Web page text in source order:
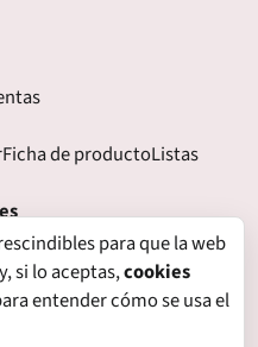
Ficha de productoListas
de pagoGastos de envío
Garantía
para que la web
si lo aceptas,cookies
entender cómo se usa el